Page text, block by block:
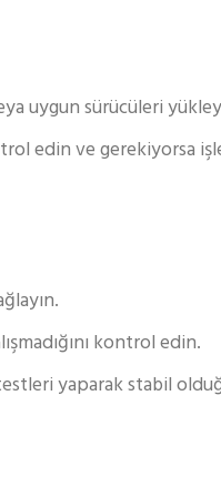
uygun sürücüleri
edin ve gerekiyorsa
kontrol edin.
yaparak stabil